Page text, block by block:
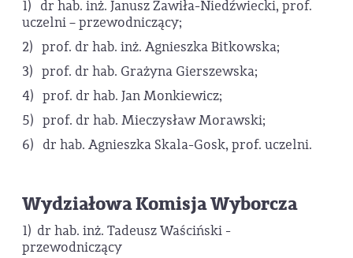
1) dr hab. inż. Janusz Zawiła-Niedźwiecki, prof.
uczelni – przewodniczący;
2) prof. dr hab. inż. Agnieszka Bitkowska;
3) prof. dr hab. Grażyna Gierszewska;
4) prof. dr hab. Jan Monkiewicz;
5) prof. dr hab. Mieczysław Morawski;
6) dr hab. Agnieszka Skala-Gosk, prof. uczelni.
Wydziałowa Komisja Wyborcza
1) dr hab. inż. Tadeusz Waściński -
przewodniczący